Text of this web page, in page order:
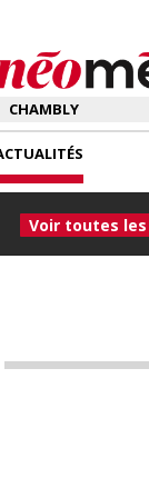
Voir toutes